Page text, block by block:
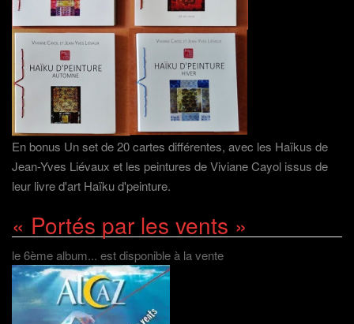
En bonus Un set de 20 cartes différentes, avec les Haïkus de
Jean-Yves Liévaux et les peintures de Viviane Cayol issus de
leur livre d'art Haïku d'peinture.
« Portés par les vents »
le 6ème album... est disponible à la vente